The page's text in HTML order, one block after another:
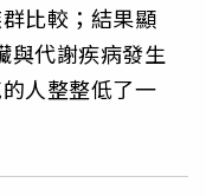
比較；結果顯
與代謝疾病發生
人整整低了一